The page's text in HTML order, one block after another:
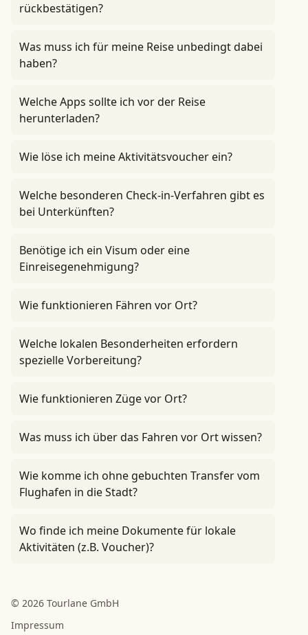
rückbestätigen?
Was muss ich für meine Reise unbedingt dabei
haben?
Welche Apps sollte ich vor der Reise
herunterladen?
Wie löse ich meine Aktivitätsvoucher ein?
Welche besonderen Check-in-Verfahren gibt es
bei Unterkünften?
Benötige ich ein Visum oder eine
Einreisegenehmigung?
Wie funktionieren Fähren vor Ort?
Welche lokalen Besonderheiten erfordern
spezielle Vorbereitung?
Wie funktionieren Züge vor Ort?
Was muss ich über das Fahren vor Ort wissen?
Wie komme ich ohne gebuchten Transfer vom
Flughafen in die Stadt?
Wo finde ich meine Dokumente für lokale
Aktivitäten (z.B. Voucher)?
© 2026 Tourlane GmbH
Impressum